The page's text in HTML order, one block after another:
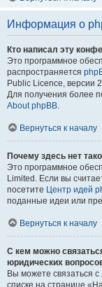
Информация о
Кто написал эту
Это программное
распространяется
Public Licence, версии
Для получения более
About phpBB.
Вернуться к началу
Почему здесь нет
Это программное
Limited. Если вы
посетите Центр идей
поданные идеи или
Вернуться к началу
С кем можно
юридических
Вы можете связаться
списке на странице